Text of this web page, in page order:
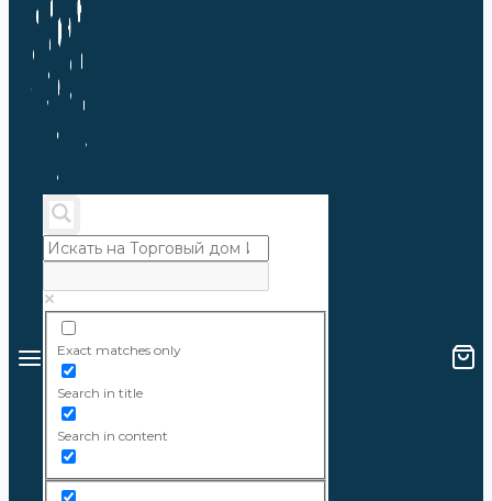
Exact matches only
Search in title
Search in content